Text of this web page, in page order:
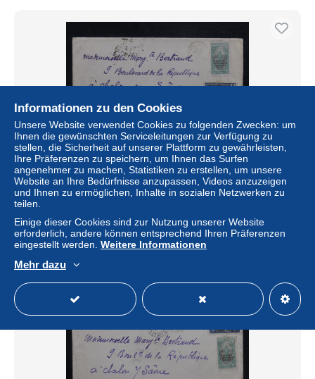
OUBANGUI - Enveloppe ( cachetée ) de Fort Crampel
pour la France en 1925, affranchissement plaisant - L
34474
± 11,57 $
Status Gewerblicher Händler
Informationen zu den Cookies
Unsere Website verwendet Cookies zu folgenden Zwecken: um
Ihnen die gewünschten Serviceleitungen zur Verfügung zu
stellen, die Sicherheit auf unserer Plattform zu gewährleisten,
Ihre Präferenzen zu speichern, um Ihnen das Surfen
angenehmer zu machen, Statistiken zu erstellen, um unsere
Website an Ihre Bedürfnisse anzupassen, Videos anzuzeigen
und Ihnen zu ermöglichen, Inhalte in sozialen Netzwerken zu
teilen.
Einige dieser Cookies sind zur Nutzung unserer Website
erforderlich, andere können entsprechend Ihren Präferenzen
eingestellt werden. Weitere Informationen
Mehr dazu